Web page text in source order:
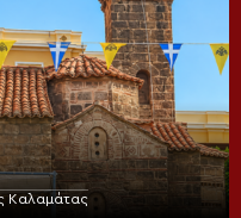
Καλαμάτας